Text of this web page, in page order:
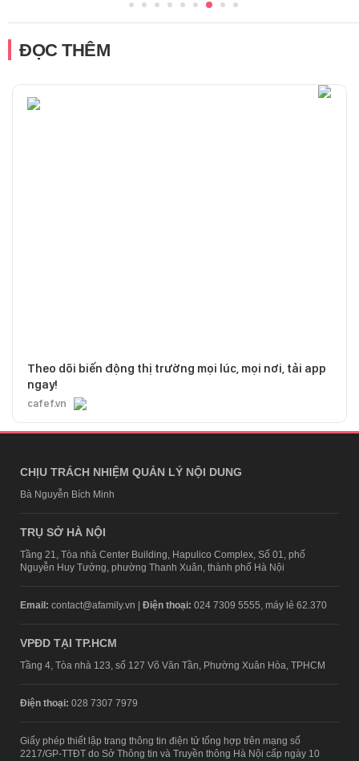
ĐỌC THÊM
Theo dõi biến động thị trường mọi lúc, mọi nơi, tải app
ngay!
cafef.vn
CHỊU TRÁCH NHIỆM QUẢN LÝ NỘI DUNG
Bà Nguyễn Bích Minh
TRỤ SỞ HÀ NỘI
Tầng 21, Tòa nhà Center Building, Hapulico Complex, Số 01, phố
Nguyễn Huy Tưởng, phường Thanh Xuân, thành phố Hà Nội
Email: contact@afamily.vn | Điện thoại: 024 7309 5555, máy lẻ 62.370
VPĐD TẠI TP.HCM
Tầng 4, Tòa nhà 123, số 127 Võ Văn Tần, Phường Xuân Hòa, TPHCM
Điện thoại: 028 7307 7979
Giấy phép thiết lập trang thông tin điện tử tổng hợp trên mạng số
2217/GP-TTĐT do Sở Thông tin và Truyền thông Hà Nội cấp ngày 10